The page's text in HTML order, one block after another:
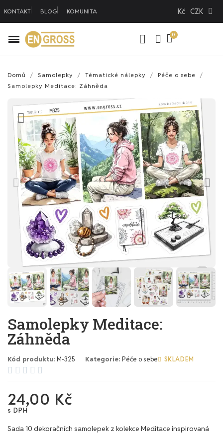
KONTAKT BLOG KOMUNITA Kč CZK
Domů Samolepky Tématické nálepky
Péče o sebe
Samolepky Meditace: Záhněda
Samolepky Meditace:
Záhněda
Kód produktu M-325 Kategorie Péče o sebe SKLADEM
    
24,00 Kč
s DPH
Sada 10 dekoračních samolepek z kolekce Meditace inspirovaná